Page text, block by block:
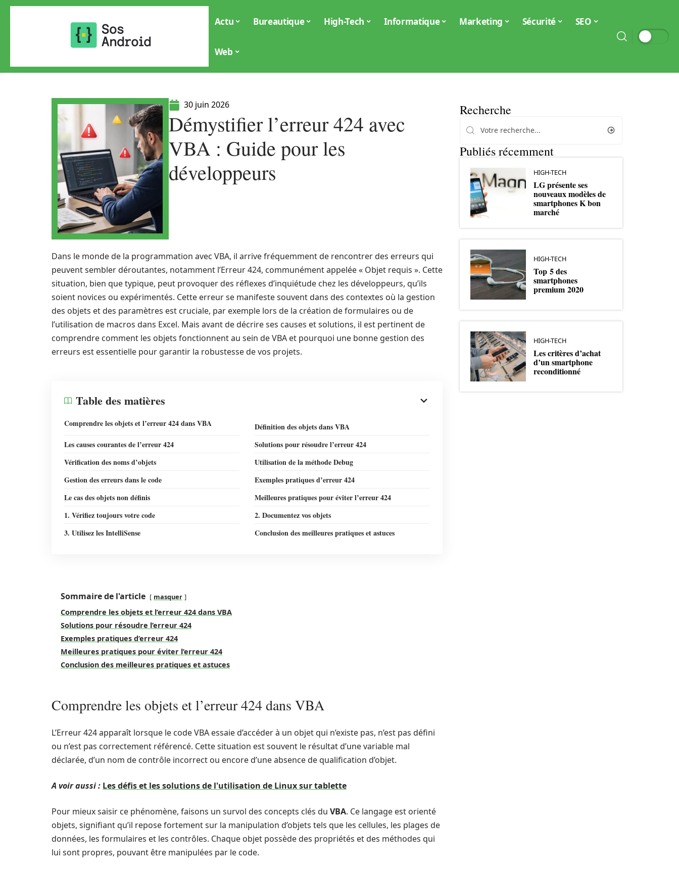
Actu Bureautique High-Tech Informatique Marketing Sécurité SEO
Web
30 juin 2026
Démystifier l’erreur 424 avec
VBA : Guide pour les
développeurs
Dans le monde de la programmation avec VBA, il arrive fréquemment de rencontrer des erreurs qui
peuvent sembler déroutantes, notamment l’Erreur 424, communément appelée « Objet requis ». Cette
situation, bien que typique, peut provoquer des réflexes d’inquiétude chez les développeurs, qu’ils
soient novices ou expérimentés. Cette erreur se manifeste souvent dans des contextes où la gestion
des objets et des paramètres est cruciale, par exemple lors de la création de formulaires ou de
l’utilisation de macros dans Excel. Mais avant de décrire ses causes et solutions, il est pertinent de
comprendre comment les objets fonctionnent au sein de VBA et pourquoi une bonne gestion des
erreurs est essentielle pour garantir la robustesse de vos projets.
Table des matières
Comprendre les objets et l’erreur 424 dans VBA
Définition des objets dans VBA
Les causes courantes de l’erreur 424
Solutions pour résoudre l’erreur 424
Vérification des noms d’objets
Utilisation de la méthode Debug
Gestion des erreurs dans le code
Exemples pratiques d’erreur 424
Le cas des objets non définis
Meilleures pratiques pour éviter l’erreur 424
1. Vérifiez toujours votre code
2. Documentez vos objets
3. Utilisez les IntelliSense
Conclusion des meilleures pratiques et astuces
Sommaire de l'article masquer
Comprendre les objets et l’erreur 424 dans VBA
Solutions pour résoudre l’erreur 424
Exemples pratiques d’erreur 424
Meilleures pratiques pour éviter l’erreur 424
Conclusion des meilleures pratiques et astuces
Comprendre les objets et l’erreur 424 dans VBA
L’Erreur 424 apparaît lorsque le code VBA essaie d’accéder à un objet qui n’existe pas, n’est pas défini
ou n’est pas correctement référencé. Cette situation est souvent le résultat d’une variable mal
déclarée, d’un nom de contrôle incorrect ou encore d’une absence de qualification d’objet.
A voir aussi : Les défis et les solutions de l'utilisation de Linux sur tablette
Pour mieux saisir ce phénomène, faisons un survol des concepts clés du VBA. Ce langage est orienté
objets, signifiant qu’il repose fortement sur la manipulation d’objets tels que les cellules, les plages de
données, les formulaires et les contrôles. Chaque objet possède des propriétés et des méthodes qui
lui sont propres, pouvant être manipulées par le code.
Recherche
Publiés récemment
HIGH-TECH
LG présente ses
nouveaux modèles de
smartphones K bon
marché
HIGH-TECH
Top 5 des
smartphones
premium 2020
HIGH-TECH
Les critères d’achat
d’un smartphone
reconditionné